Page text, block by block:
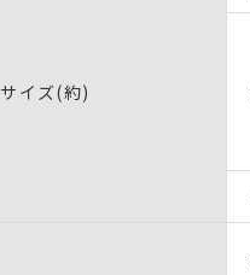
サイズ(約)